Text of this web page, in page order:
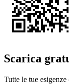
Scarica
Tutte le tue